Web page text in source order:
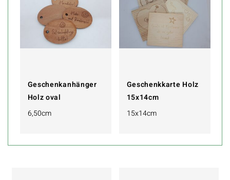
Geschenkanhänger
Holz oval
6,50cm
Geschenkkarte Holz
15x14cm
15x14cm